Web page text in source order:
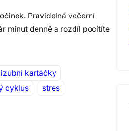
Pravidelná večerní
minut denně a rozdíl pocítíte
kartáčky
cyklus
stres